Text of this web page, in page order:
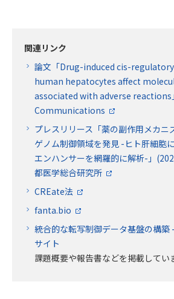
関連リンク
論文「Drug-induced cis-
human hepatocytes affect
associated with adverse reactions
Communications
プレスリリース「薬の副作用メカニ
ゲノム制御領域を発見 -ヒト肝細胞
エンハンサーを網羅的に解析-」
都医学総合研究所
CREate法
fanta.bio
統合的な転写制御データ基盤の構築
サイト
課題概要や報告書などを掲載してい